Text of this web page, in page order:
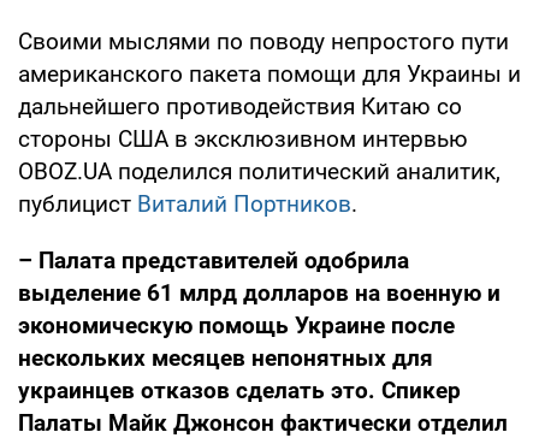
Своими мыслями по поводу непростого пути
американского пакета помощи для Украины и
дальнейшего противодействия Китаю со
стороны США в эксклюзивном интервью
OBOZ.UA поделился политический аналитик,
публицист Виталий Портников.
– Палата представителей одобрила
выделение 61 млрд долларов на военную и
экономическую помощь Украине после
нескольких месяцев непонятных для
украинцев отказов сделать это. Спикер
Палаты Майк Джонсон фактически отделил